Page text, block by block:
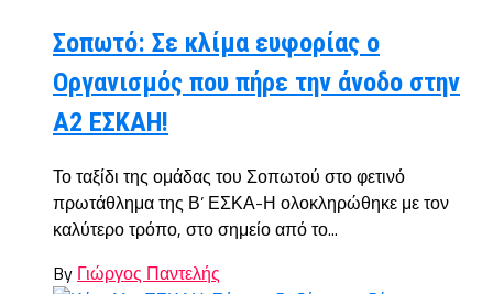
Σοπωτό: Σε κλίμα ευφορίας ο
Οργανισμός που πήρε την άνοδο στην
Α2 ΕΣΚΑΗ!
Το ταξίδι της ομάδας του Σοπωτού στο φετινό
πρωτάθλημα της Β’ ΕΣΚΑ-Η ολοκληρώθηκε με τον
καλύτερο τρόπο, στο σημείο από το...
By Γιώργος Παντελής